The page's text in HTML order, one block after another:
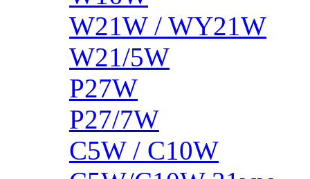
W21W / WY21W
W21/5W
P27W
P27/7W
C5W / C10W